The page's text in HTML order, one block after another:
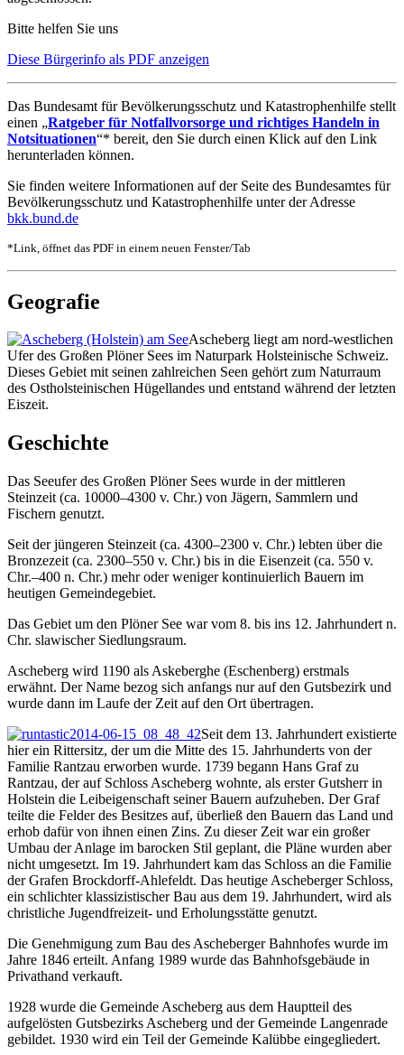
Bitte helfen Sie uns
Diese Bürgerinfo als PDF anzeigen
Das Bundesamt für Bevölkerungsschutz und Katastrophenhilfe stellt
einen „Ratgeber für Notfallvorsorge und richtiges Handeln in
Notsituationen“* bereit, den Sie durch einen Klick auf den Link
herunterladen können.
Sie finden weitere Informationen auf der Seite des Bundesamtes für
Bevölkerungsschutz und Katastrophenhilfe unter der Adresse
bkk.bund.de
*Link, öffnet das PDF in einem neuen Fenster/Tab
Geografie
Ascheberg liegt am nord-westlichen
Ufer des Großen Plöner Sees im Naturpark Holsteinische Schweiz.
Dieses Gebiet mit seinen zahlreichen Seen gehört zum Naturraum
des Ostholsteinischen Hügellandes und entstand während der letzten
Eiszeit.
Geschichte
Das Seeufer des Großen Plöner Sees wurde in der mittleren
Steinzeit (ca. 10000–4300 v. Chr.) von Jägern, Sammlern und
Fischern genutzt.
Seit der jüngeren Steinzeit (ca. 4300–2300 v. Chr.) lebten über die
Bronzezeit (ca. 2300–550 v. Chr.) bis in die Eisenzeit (ca. 550 v.
Chr.–400 n. Chr.) mehr oder weniger kontinuierlich Bauern im
heutigen Gemeindegebiet.
Das Gebiet um den Plöner See war vom 8. bis ins 12. Jahrhundert n.
Chr. slawischer Siedlungsraum.
Ascheberg wird 1190 als Askeberghe (Eschenberg) erstmals
erwähnt. Der Name bezog sich anfangs nur auf den Gutsbezirk und
wurde dann im Laufe der Zeit auf den Ort übertragen.
Seit dem 13. Jahrhundert existierte
hier ein Rittersitz, der um die Mitte des 15. Jahrhunderts von der
Familie Rantzau erworben wurde. 1739 begann Hans Graf zu
Rantzau, der auf Schloss Ascheberg wohnte, als erster Gutsherr in
Holstein die Leibeigenschaft seiner Bauern aufzuheben. Der Graf
teilte die Felder des Besitzes auf, überließ den Bauern das Land und
erhob dafür von ihnen einen Zins. Zu dieser Zeit war ein großer
Umbau der Anlage im barocken Stil geplant, die Pläne wurden aber
nicht umgesetzt. Im 19. Jahrhundert kam das Schloss an die Familie
der Grafen Brockdorff-Ahlefeldt. Das heutige Ascheberger Schloss,
ein schlichter klassizistischer Bau aus dem 19. Jahrhundert, wird als
christliche Jugendfreizeit- und Erholungsstätte genutzt.
Die Genehmigung zum Bau des Ascheberger Bahnhofes wurde im
Jahre 1846 erteilt. Anfang 1989 wurde das Bahnhofsgebäude in
Privathand verkauft.
1928 wurde die Gemeinde Ascheberg aus dem Hauptteil des
aufgelösten Gutsbezirks Ascheberg und der Gemeinde Langenrade
gebildet. 1930 wird ein Teil der Gemeinde Kalübbe eingegliedert.